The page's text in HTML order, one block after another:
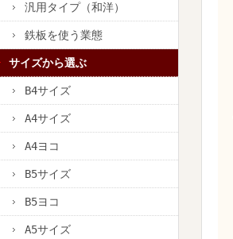
汎用タイプ（和洋）
鉄板を使う業態
サイズから選ぶ
B4サイズ
A4サイズ
A4ヨコ
B5サイズ
B5ヨコ
A5サイズ